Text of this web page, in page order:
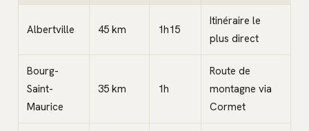
Albertville 45 km 1h15
Itinéraire le
plus direct
Bourg-
Saint-
Maurice
35 km 1h
Route de
montagne via
Cormet